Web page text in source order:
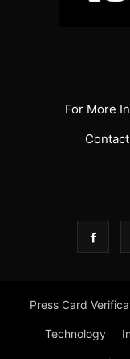
For More
Press Card
Technology